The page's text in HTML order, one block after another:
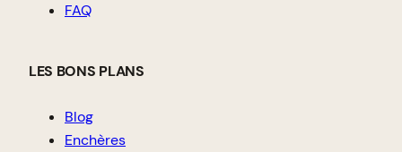
FAQ
LES BONS PLANS
Blog
Enchères